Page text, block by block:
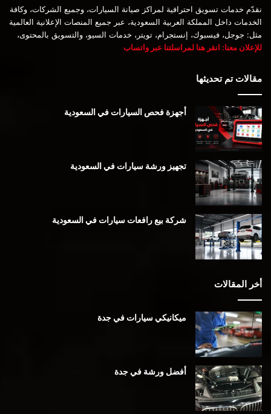
نقدّم خدمات تسويق احترافية لمراكز صيانة السيارات، وجميع الشركات، وكافة
الخدمات داخل المملكة العربية السعودية، عبر جميع المنصات الإعلانية العالمية
مثل: جوجل، فيسبوك، إنستجرام، تويتر، خدمات السيو، والتسويق بالمحتوى،
للإعلان معنا: انقر هنا لمراسلتنا عبر واتساب
مقالات تم تحديثها
أجهزة فحص السيارات في السعودية
تجهيز ورشة سيارات في السعودية
شركة بيع رافعات سيارات في السعودية
أخر المقالات
ميكانيكي سيارات في جدة
أفضل ورشة في جدة